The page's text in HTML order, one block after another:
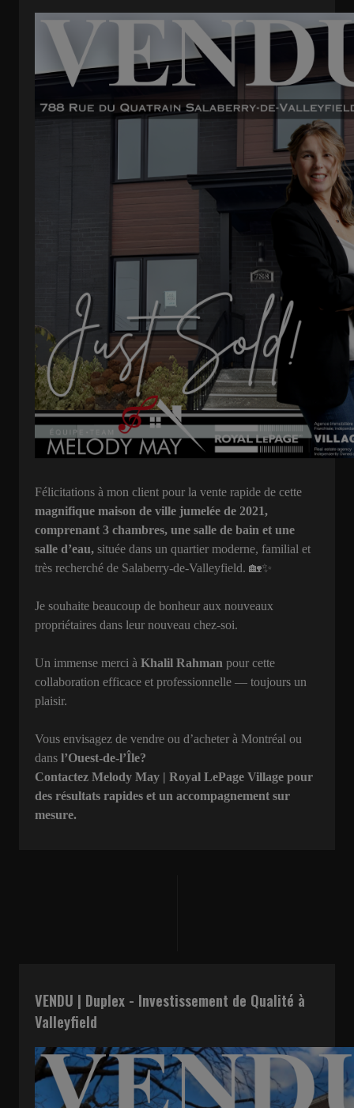
Félicitations à mon client pour la vente rapide de cette
magnifique maison de ville jumelée de 2021,
comprenant 3 chambres, une salle de bain et une
salle d’eau,située dans un quartier moderne, familial et
très recherché de Salaberry-de-Valleyfield. 🏡✨
Je souhaite beaucoup de bonheur aux nouveaux
propriétaires dans leur nouveau chez-soi.
Un immense merci à Khalil Rahmanpour cette
collaboration efficace et professionnelle — toujours un
plaisir.
Vous envisagez de vendre ou d’acheter à Montréal ou
dans l’Ouest-de-l’Île?
Contactez Melody May | Royal LePage Village pour
des résultats rapides et un accompagnement sur
mesure.
VENDU | Duplex - Investissement de Qualité à
Valleyfield